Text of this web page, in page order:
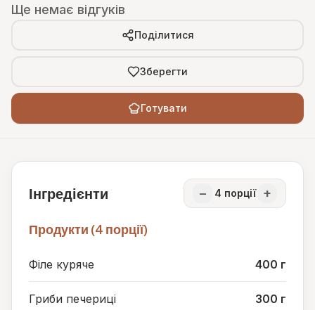
Ще немає відгуків
Поділитися
Зберегти
Готувати
Інгредієнти − 4 порції +
Продукти (4 порції)
Філе куряче 400 г
Гриби печериці 300 г